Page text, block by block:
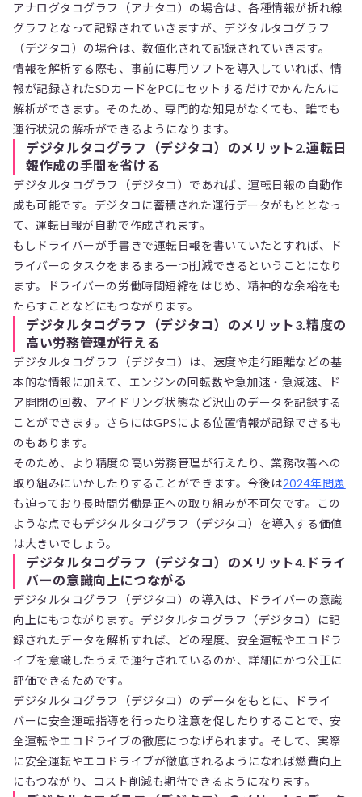
アナログタコグラフ（アナタコ）の場合は、各種情報が折れ線
グラフとなって記録されていきますが、デジタルタコグラフ
（デジタコ）の場合は、数値化されて記録されていきます。
情報を解析する際も、事前に専用ソフトを導入していれば、情
報が記録されたSDカードをPCにセットするだけでかんたんに
解析ができます。そのため、専門的な知見がなくても、誰でも
運行状況の解析ができるようになります。
デジタルタコグラフ（デジタコ）のメリット2.運転日
報作成の手間を省ける
デジタルタコグラフ（デジタコ）であれば、運転日報の自動作
成も可能です。デジタコに蓄積された運行データがもととなっ
て、運転日報が自動で作成されます。
もしドライバーが手書きで運転日報を書いていたとすれば、ド
ライバーのタスクをまるまる一つ削減できるということになり
ます。ドライバーの労働時間短縮をはじめ、精神的な余裕をも
たらすことなどにもつながります。
デジタルタコグラフ（デジタコ）のメリット3.精度の
高い労務管理が行える
デジタルタコグラフ（デジタコ）は、速度や走行距離などの基
本的な情報に加えて、エンジンの回転数や急加速・急減速、ド
ア開閉の回数、アイドリング状態など沢山のデータを記録する
ことができます。さらにはGPSによる位置情報が記録できるも
のもあります。
そのため、より精度の高い労務管理が行えたり、業務改善への
取り組みにいかしたりすることができます。今後は2024年問題
も迫っており長時間労働是正への取り組みが不可欠です。この
ような点でもデジタルタコグラフ（デジタコ）を導入する価値
は大きいでしょう。
デジタルタコグラフ（デジタコ）のメリット4.ドライ
バーの意識向上につながる
デジタルタコグラフ（デジタコ）の導入は、ドライバーの意識
向上にもつながります。デジタルタコグラフ（デジタコ）に記
録されたデータを解析すれば、どの程度、安全運転やエコドラ
イブを意識したうえで運行されているのか、詳細にかつ公正に
評価できるためです。
デジタルタコグラフ（デジタコ）のデータをもとに、ドライ
バーに安全運転指導を行ったり注意を促したりすることで、安
全運転やエコドライブの徹底につなげられます。そして、実際
に安全運転やエコドライブが徹底されるようになれば燃費向上
にもつながり、コスト削減も期待できるようになります。